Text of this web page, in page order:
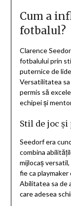
Cum a
fotbalul?
Clarence
fotbalului prin
puternice de
Versatilitatea
permis să
echipei și
Stil de joc
Seedorf era
combina
mijlocaș
fie ca
Abilitatea sa de
care adesea